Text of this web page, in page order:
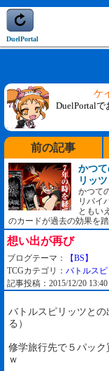
DuelPortal
ケ
DuelPortalで
前の記事
かつ
リッ
かつて
リバイ
ともい
のカードが過去の効果を
想い出が再び
ブログテーマ：
【BS】
TCGカテゴリ： バトルス
記事投稿：2015/12/20 13:40
バトルスピリッツと
る）
修学旅行先で５パッ
ｗ